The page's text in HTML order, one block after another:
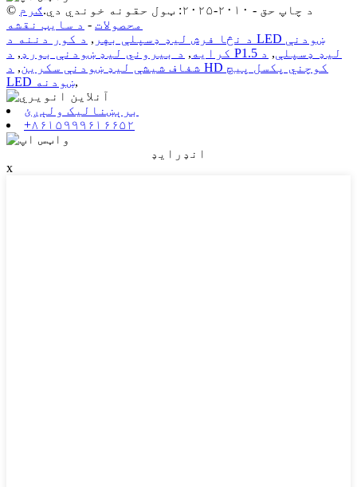
© د چاپ حق - ۲۰۱۰-۲۰۲۵: ټول حقونه خوندي دي.
ګرم
محصولات - د سایټ نقشه
د نڅا فرش لیډ ډسپلې بهر , د کور دننه د LED ښودنې
کرایه , د بیروني لیډ ښودنې بورډ , د P1.5 لیډ ډسپلې, د
شفاف شیشې لیډ ښودنې سکرین, د HD کوچني پکسل پیچ
LED ښودنه,
برېښنالیک ولېږئ
+۸۶۱۵۹۹۹۶۱۶۶۵۲
انډرایډ
x